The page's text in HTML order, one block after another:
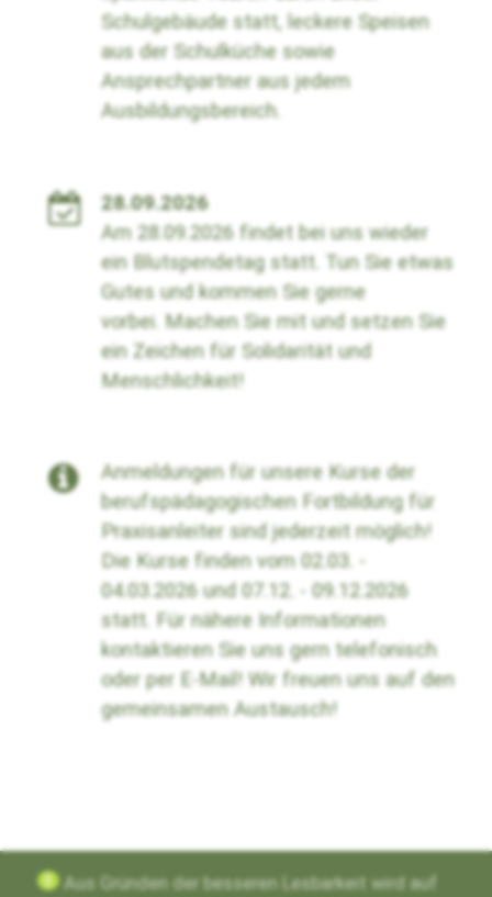
Schulgebäude statt, leckere Speisen
aus der Schulküche sowie
Ansprechpartner aus jedem
Ausbildungsbereich.
28.09.2026
Am 28.09.2026 findet bei uns wieder
ein Blutspendetag statt. Tun Sie etwas
Gutes und kommen Sie gerne
vorbei. Machen Sie mit und setzen Sie
ein Zeichen für Solidarität und
Menschlichkeit!
Anmeldungen für unsere Kurse der
berufspädagogischen Fortbildung für
Praxisanleiter sind jederzeit möglich!
Die Kurse finden vom 02.03. -
04.03.2026 und 07.12. - 09.12.2026
statt. Für nähere Informationen
kontaktieren Sie uns gern telefonisch
oder per E-Mail! Wir freuen uns auf den
gemeinsamen Austausch!
g Aus Gründen der besseren Lesbarkeit wird auf